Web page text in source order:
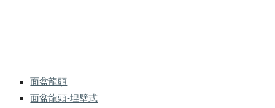
面盆龍頭
面盆龍頭-埋壁式